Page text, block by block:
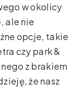
w okolicy
ale nie
opcje, takie
czy park &
z brakiem
że nasz